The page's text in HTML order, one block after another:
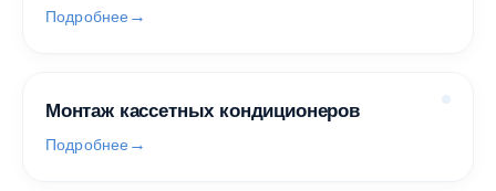
Подробнее
Монтаж кассетных кондиционеров
Подробнее